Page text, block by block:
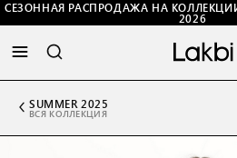
СЕЗОННАЯ РАСПРОДАЖА НА КОЛЛЕКЦИИ
2026
SUMMER 2025
ВСЯ КОЛЛЕКЦИЯ